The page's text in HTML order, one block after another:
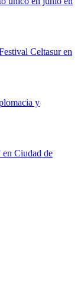
Celtasur en
y
en Ciudad de